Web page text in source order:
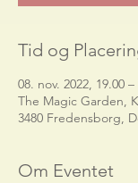
Tid og
08. nov. 2022, 19.00 –
The Magic Garden,
3480 Fredensborg,
Om Eventet